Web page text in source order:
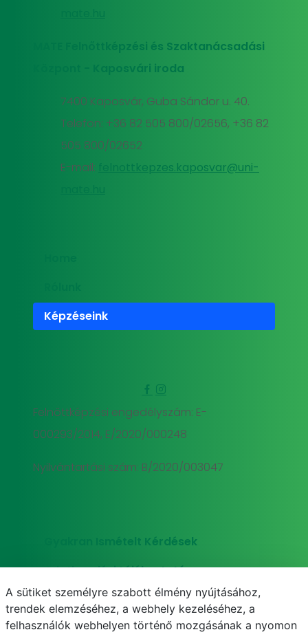
MATE Felnőttképzési és Szaktanácsadási
Központ - Kaposvári iroda
7400 Kaposvár, Guba Sándor u. 40.
Telefon: +36 82 505 800/02656, +36 82
505 800/02652
E-mail:
felnottkepzes.kaposvar@uni-
Képzéseink
Felnőttképzési engedélyszám: E-
000293/2014, E/2020/000248
Nyilvántartási szám: B/2020/003047
Gyakran Ismételt Kérdések
Adatkezelési tájékoztató
Süti (cookie) tájékoztató
A sütiket személyre szabott élmény nyújtásához,
trendek elemzéséhez, a webhely kezeléséhez, a
felhasználók webhelyen történő mozgásának a nyomon